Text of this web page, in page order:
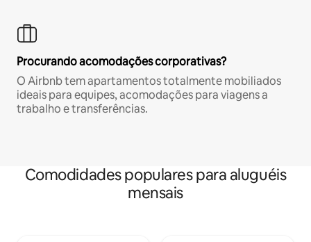
Procurando acomodações corporativas?
O Airbnb tem apartamentos totalmente mobiliados
ideais para equipes, acomodações para viagens a
trabalho e transferências.
Comodidades populares para aluguéis
mensais